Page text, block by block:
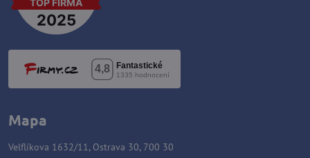
Mapa
Velflíkova 1632/11, Ostrava 30, 700 30